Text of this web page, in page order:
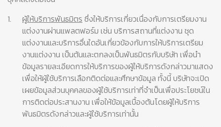
1.
ผู้ให้บริการพันธมิตร ซึ่งให้บริการเกี่ยวเนื่องกับการเตรียมงาน
แต่งงานผ่านแพลตฟอร์ม เช่น บริการสถานที่แต่งงาน ชุด
แต่งงานและบริการอื่นใดอันเกี่ยวข้องกับการให้บริการเตรียม
งานแต่งงาน เป็นต้นและตกลงเป็นพันธมิตรกับบริษัท เพื่อนำ
ข้อมูลรายละเอียดการให้บริการของผู้ให้บริการดังกล่าวมาแสดง
เพื่อให้ผู้ใช้บริการเลือกติดต่อและศึกษาข้อมูล ทั้งนี้ บริษัทจะเปิด
เผยข้อมูลส่วนบุคคลของผู้ใช้บริการเท่าที่จำเป็นเพื่อประโยชน์ใน
การติดต่อประสานงาน เพื่อให้ข้อมูลเบื้องต้นโดยผู้ให้บริการ
พันธมิตรดังกล่าวและผู้ใช้บริการเท่านั้น